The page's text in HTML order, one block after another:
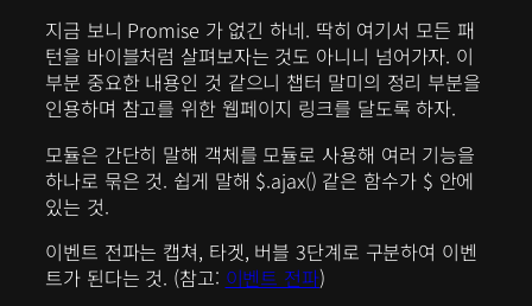
지금 보니 Promise 가 없긴 하네. 딱히 여기서 모든 패
턴을 바이블처럼 살펴보자는 것도 아니니 넘어가자. 이
부분 중요한 내용인 것 같으니 챕터 말미의 정리 부분을
인용하며 참고를 위한 웹페이지 링크를 달도록 하자.
모듈은 간단히 말해 객체를 모듈로 사용해 여러 기능을
하나로 묶은 것. 쉽게 말해 $.ajax() 같은 함수가 $ 안에
있는 것.
이벤트 전파는 캡쳐, 타겟, 버블 3단계로 구분하여 이벤
트가 된다는 것. (참고: 이벤트 전파)